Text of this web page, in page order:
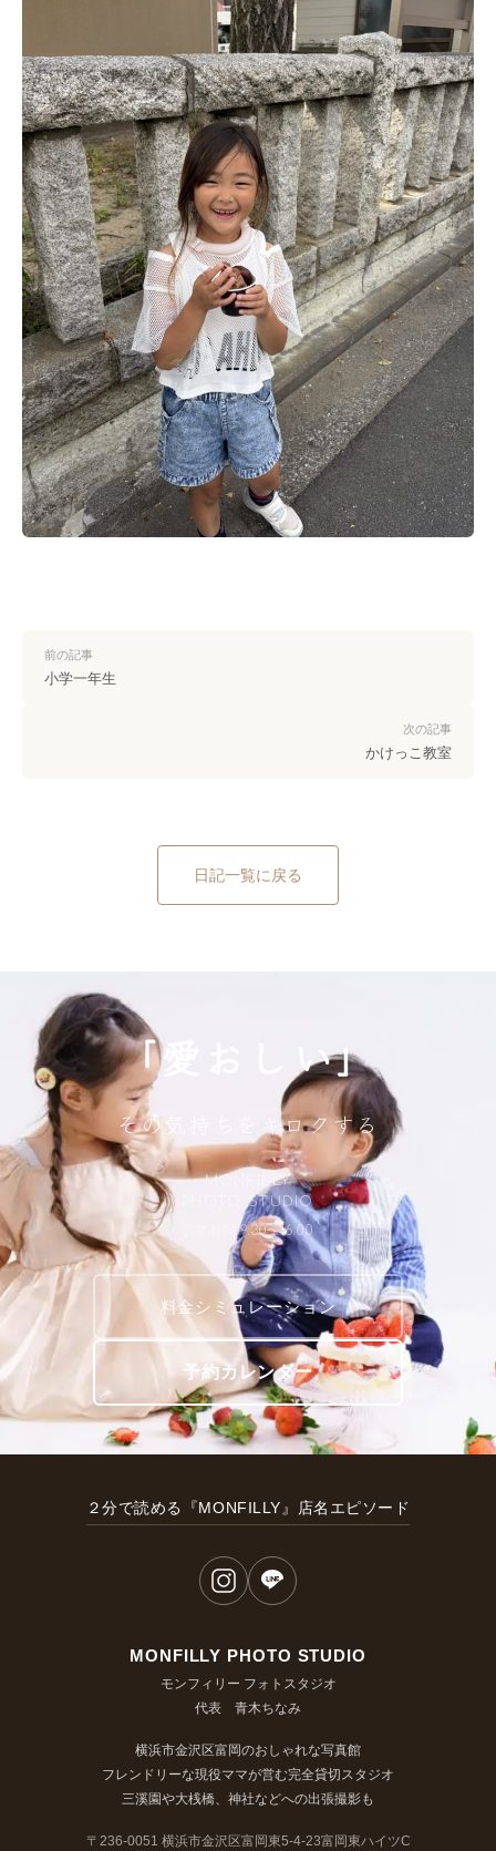
前の記事
小学一年生
次の記事
かけっこ教室
日記一覧に戻る
「愛おしい」
その気持ちをキロクする
MONFILLY
PHOTO STUDIO
営業時間 9:30〜16:00
料金シミュレーション
予約カレンダー
２分で読める『MONFILLY』店名エピソード
MONFILLY PHOTO STUDIO
モンフィリー フォトスタジオ
代表 青木ちなみ
横浜市金沢区富岡のおしゃれな写真館
フレンドリーな現役ママが営む完全貸切スタジオ
三溪園や大桟橋、神社などへの出張撮影も
〒236-0051 横浜市金沢区富岡東5-4-23富岡東ハイツC